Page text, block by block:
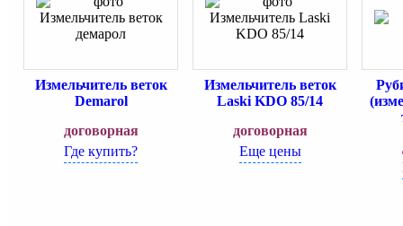
Измельчитель веток
Demarol
договорная
Где купить?
Измельчитель веток
Laski KDO 85/14
договорная
Еще цены